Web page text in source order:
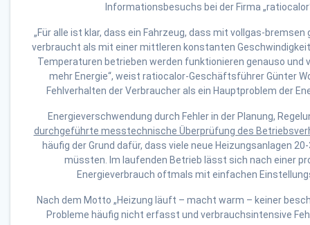
Informationsbesuchs bei der Firma
„Für alle ist klar, dass ein Fahrzeug, dass mit vollgas-
verbraucht als mit einer mittleren konstanten
Temperaturen betrieben werden funktionieren genauso und
mehr Energie“, weist ratiocalor-Geschäftsführer Günter
Fehlverhalten der Verbraucher als ein Hauptproblem der
Energieverschwendung durch Fehler in der Planung,
durchgeführte messtechnische Überprüfung des
häufig der Grund dafür, dass viele neue Heizungsanlagen
müssten. Im laufenden Betrieb lässt sich nach einer
Energieverbrauch oftmals mit einfachen
Nach dem Motto „Heizung läuft – macht warm – keiner
Probleme häufig nicht erfasst und verbrauchsintensive